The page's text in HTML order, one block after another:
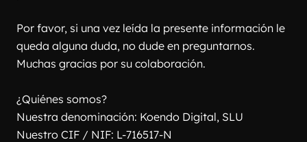
Por favor, si una vez leída la presente información le
queda alguna duda, no dude en preguntarnos.
Muchas gracias por su colaboración.
¿Quiénes somos?
Nuestra denominación: Koendo Digital, SLU
Nuestro CIF / NIF: L-716517-N